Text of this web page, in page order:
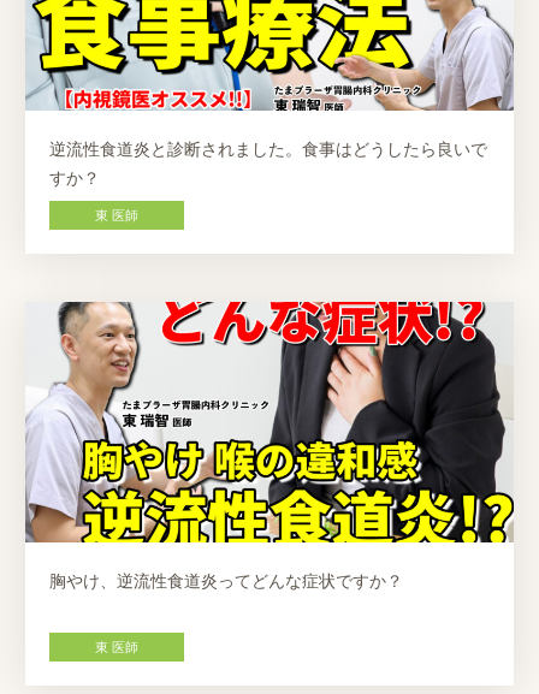
逆流性食道炎と診断されました。食事はどうしたら良いで
すか？
東 医師
胸やけ、逆流性食道炎ってどんな症状ですか？
東 医師